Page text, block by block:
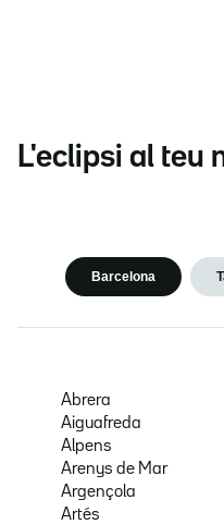
L'eclipsi al teu
Barcelona
Abrera
Aiguafreda
Alpens
Arenys de Mar
Argençola
Artés